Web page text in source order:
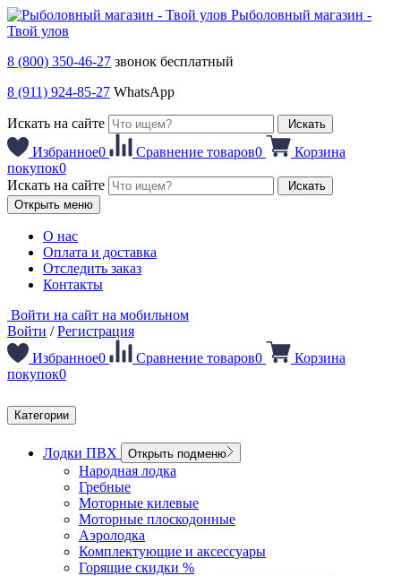
Рыболовный магазин -
Твой улов
8 (800) 350-46-27 звонок бесплатный
8 (911) 924-85-27 WhatsApp
Искать на сайте Искать
Избранное0 Сравнение товаров0
Корзина
покупок0
Искать на сайте
Искать
Открыть меню
О нас
Оплата и доставка
Отследить заказ
Контакты
Войти на сайт на мобильном
Войти /Регистрация
Избранное0 Сравнение товаров0
Корзина
покупок0
Категории
Лодки ПВХ Открыть подменю
Народная лодка
Гребные
Моторные килевые
Моторные плоскодонные
Аэролодка
Комплектующие и аксессуары
Горящие скидки %